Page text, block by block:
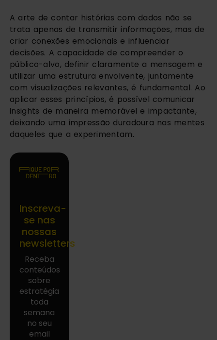
A arte de contar histórias com dados não se
trata apenas de transmitir informações, mas de
criar conexões emocionais e influenciar
decisões. A capacidade de compreender o
público-alvo, definir claramente a mensagem e
utilizar uma estrutura envolvente, juntamente
com visualizações relevantes, é fundamental. Ao
aplicar esses princípios, é possível comunicar
insights de maneira memorável e impactante,
deixando uma impressão duradoura nas mentes
daqueles que a experimentam.
Inscreva-
se nas
nossas
newsletters
Receba
conteúdos
sobre
estratégia
toda
semana
no seu
email